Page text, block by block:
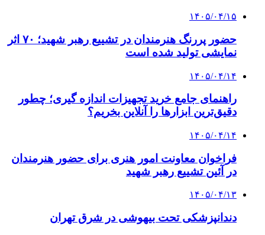
۱۴۰۵/۰۴/۱۵
حضور پررنگ هنرمندان در تشییع رهبر شهید؛ ۷۰ اثر
نمایشی تولید شده است
۱۴۰۵/۰۴/۱۴
راهنمای جامع خرید تجهیزات اندازه گیری؛ چطور
دقیق‌ترین ابزارها را آنلاین بخریم؟
۱۴۰۵/۰۴/۱۴
فراخوان معاونت امور هنری برای حضور هنرمندان
در آئین تشییع رهبر شهید
۱۴۰۵/۰۴/۱۳
دندانپزشکی تحت بیهوشی در شرق تهران